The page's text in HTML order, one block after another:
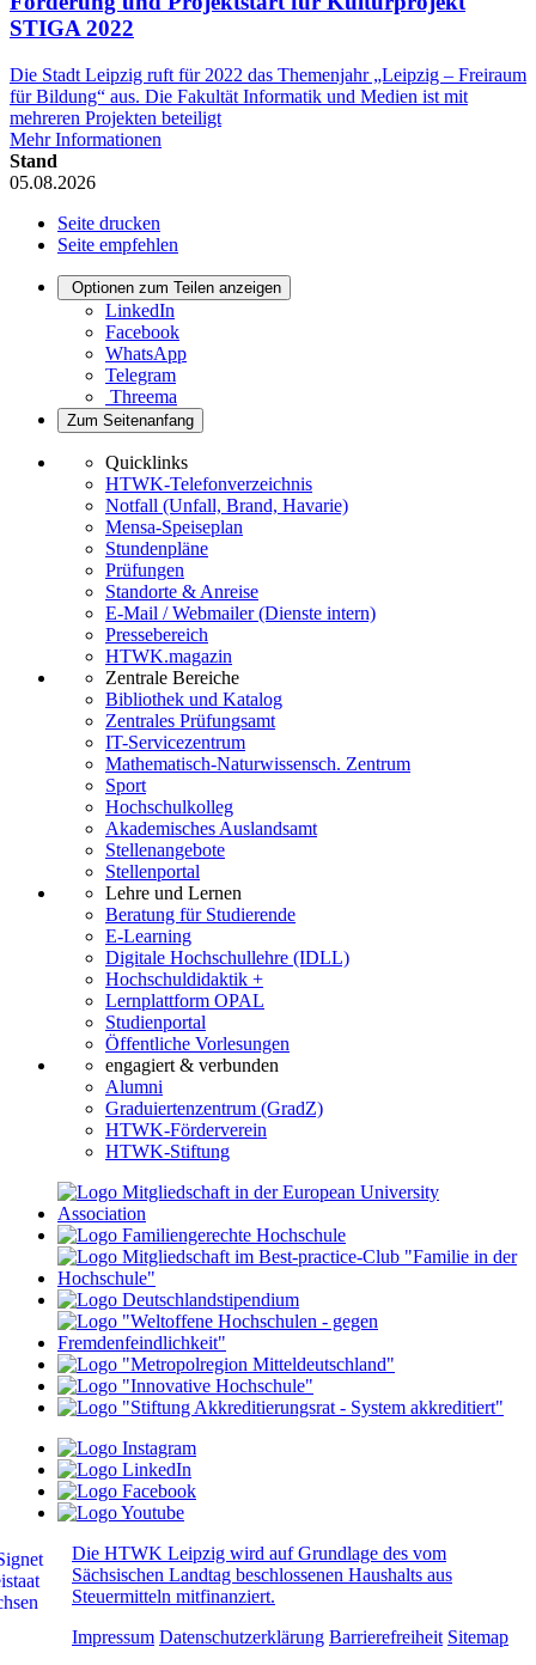
STIGA 2022
Die Stadt Leipzig ruft für 2022 das Themenjahr „Leipzig – Freiraum
für Bildung“ aus. Die Fakultät Informatik und Medien ist mit
mehreren Projekten beteiligt
Mehr Informationen
Stand
05.08.2026
Seite drucken
Seite empfehlen
Optionen zum Teilen anzeigen
LinkedIn
Facebook
WhatsApp
Telegram
Threema
Zum Seitenanfang
Quicklinks
HTWK-Telefonverzeichnis
Notfall (Unfall, Brand, Havarie)
Mensa-Speiseplan
Stundenpläne
Prüfungen
Standorte & Anreise
E-Mail / Webmailer (Dienste intern)
Pressebereich
HTWK.magazin
Zentrale Bereiche
Bibliothek und Katalog
Zentrales Prüfungsamt
IT-Servicezentrum
Mathematisch-Naturwissensch. Zentrum
Sport
Hochschulkolleg
Akademisches Auslandsamt
Stellenangebote
Stellenportal
Lehre und Lernen
Beratung für Studierende
E-Learning
Digitale Hochschullehre (IDLL)
Hochschuldidaktik +
Lernplattform OPAL
Studienportal
Öffentliche Vorlesungen
engagiert & verbunden
Alumni
Graduiertenzentrum (GradZ)
HTWK-Förderverein
HTWK-Stiftung
Die HTWK Leipzig wird auf Grundlage des vom
Sächsischen Landtag beschlossenen Haushalts aus
Steuermitteln mitfinanziert.
Impressum Datenschutzerklärung Barrierefreiheit Sitemap